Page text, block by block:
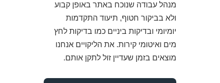
מנהל עבודה שנוכח באתר באופן קבוע
ולא בביקור חטוף, תיעוד התקדמות
יומיומי ובדיקות ביניים כמו בדיקות לחץ
מים ואיטומי קירות. את הליקויים אנחנו
מוצאים בזמן שעדיין זול לתקן אותם.